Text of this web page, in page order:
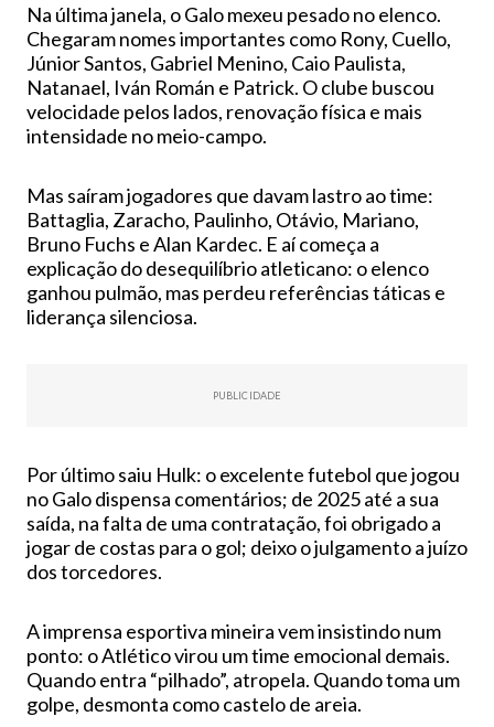
Na última janela, o Galo mexeu pesado no elenco.
Chegaram nomes importantes como Rony, Cuello,
Júnior Santos, Gabriel Menino, Caio Paulista,
Natanael, Iván Román e Patrick. O clube buscou
velocidade pelos lados, renovação física e mais
intensidade no meio-campo.
Mas saíram jogadores que davam lastro ao time:
Battaglia, Zaracho, Paulinho, Otávio, Mariano,
Bruno Fuchs e Alan Kardec. E aí começa a
explicação do desequilíbrio atleticano: o elenco
ganhou pulmão, mas perdeu referências táticas e
liderança silenciosa.
PUBLICIDADE
Por último saiu Hulk: o excelente futebol que jogou
no Galo dispensa comentários; de 2025 até a sua
saída, na falta de uma contratação, foi obrigado a
jogar de costas para o gol; deixo o julgamento a juízo
dos torcedores.
A imprensa esportiva mineira vem insistindo num
ponto: o Atlético virou um time emocional demais.
Quando entra “pilhado”, atropela. Quando toma um
golpe, desmonta como castelo de areia.